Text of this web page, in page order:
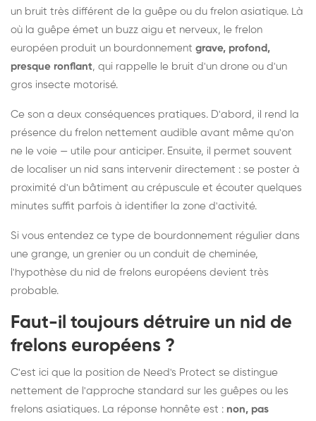
un bruit très différent de la guêpe ou du frelon asiatique. Là
où la guêpe émet un buzz aigu et nerveux, le frelon
européen produit un bourdonnement grave, profond,
presque ronflant, qui rappelle le bruit d'un drone ou d'un
gros insecte motorisé.
Ce son a deux conséquences pratiques. D'abord, il rend la
présence du frelon nettement audible avant même qu'on
ne le voie — utile pour anticiper. Ensuite, il permet souvent
de localiser un nid sans intervenir directement : se poster à
proximité d'un bâtiment au crépuscule et écouter quelques
minutes suffit parfois à identifier la zone d'activité.
Si vous entendez ce type de bourdonnement régulier dans
une grange, un grenier ou un conduit de cheminée,
l'hypothèse du nid de frelons européens devient très
probable.
Faut-il toujours détruire un nid de
frelons européens ?
C'est ici que la position de Need's Protect se distingue
nettement de l'approche standard sur les guêpes ou les
frelons asiatiques. La réponse honnête est : non, pas